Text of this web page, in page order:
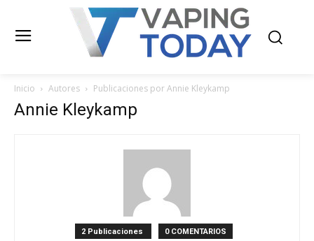
Inicio Autores Publicaciones por Annie Kleykamp
Annie Kleykamp
2 Publicaciones 0 COMENTARIOS